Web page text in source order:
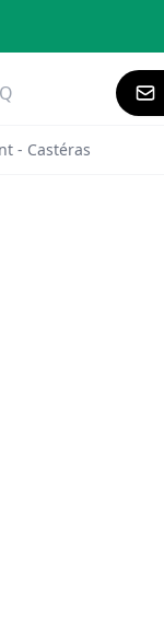
- Castéras